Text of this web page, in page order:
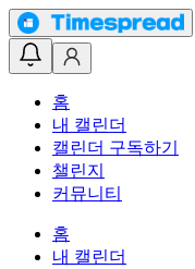
홈
내 캘린더
캘린더 구독하기
챌린지
커뮤니티
홈
내 캘린더